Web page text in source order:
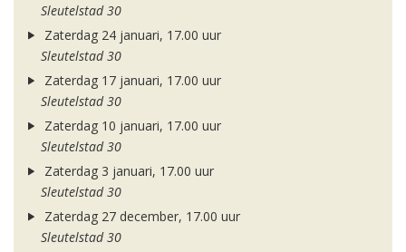
Sleutelstad 30
Zaterdag 24 januari, 17.00 uur
Sleutelstad 30
Zaterdag 17 januari, 17.00 uur
Sleutelstad 30
Zaterdag 10 januari, 17.00 uur
Sleutelstad 30
Zaterdag 3 januari, 17.00 uur
Sleutelstad 30
Zaterdag 27 december, 17.00 uur
Sleutelstad 30